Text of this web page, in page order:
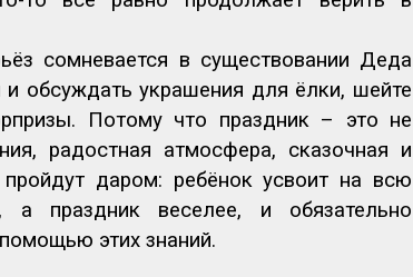
сомневается в существовании Деда
обсуждать украшения для ёлки, шейте
Потому что праздник – это не
радостная атмосфера, сказочная и
даром: ребёнок усвоит на всю
праздник веселее, и обязательно
этих знаний.